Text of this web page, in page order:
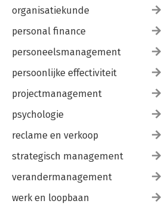
organisatiekunde
personal finance
personeelsmanagement
persoonlijke effectiviteit
projectmanagement
psychologie
reclame en verkoop
strategisch management
verandermanagement
werk en loopbaan